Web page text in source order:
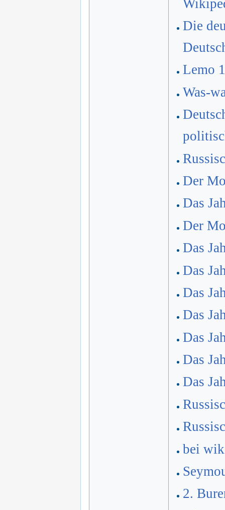
Die
Lemo
Was-
Der
Das
Der
Das
Das
Das
Das
Das
Das
Das
bei
2.